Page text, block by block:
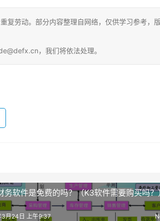
复劳动。部分内容整理自网络，仅供学习参考，版
，我们将依法处理。
务软件是免费的吗？（K3软件需要购买吗？
月24日 上午9:37